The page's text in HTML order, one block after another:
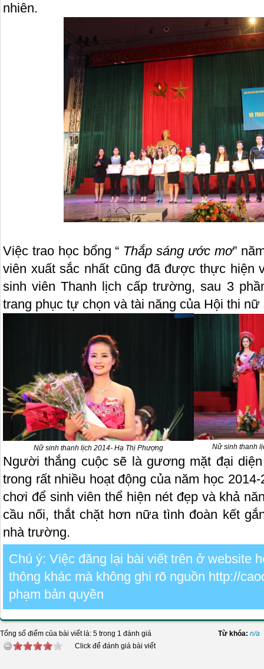
nhiên.
Việc trao học bổng “ Thắp sáng ước mơ”
viên xuất sắc nhất cũng đã được thực hiện
sinh viên Thanh lịch cấp trường, sau 3
trang phục tự chọn và tài năng của Hội thi nữ
Nữ sinh thanh lịch 2014- Hạ Thị Phượng Nữ sinh thanh
Người thắng cuộc sẽ là gương mặt đại
trong rất nhiều hoạt động của năm học
chơi để sinh viên thể hiện nét đẹp và khả
cầu nối, thắt chặt hơn nữa tình đoàn kết
nhà trường.
Chú ý: Việc đăng lại bài viết trên ở website
thông khác mà không ghi rõ nguồn http://
phạm bản quyền
Tổng số điểm của bài viết là: 5 trong 1 đánh giá
Click để đánh giá bài viết
Từ khóa: n/a